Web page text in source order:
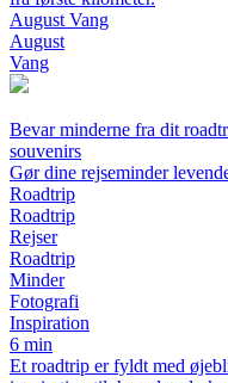
August Vang
August
Vang
Bevar minderne fra dit
souvenirs
Gør dine rejseminder
Roadtrip
Roadtrip
Rejser
Roadtrip
Minder
Fotografi
Inspiration
6 min
Et roadtrip er fyldt med